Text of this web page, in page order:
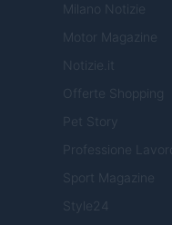
Milano Notizie
Motor Magazine
Notizie.it
Offerte Shopping
Pet Story
Professione Lavoro
Sport Magazine
Style24